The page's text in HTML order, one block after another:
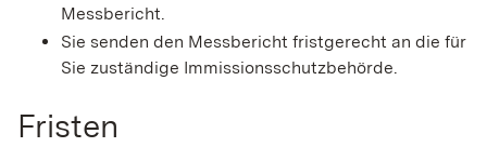
Messbericht.
Sie senden den Messbericht fristgerecht an die für
Sie zuständige Immissionsschutzbehörde.
Fristen